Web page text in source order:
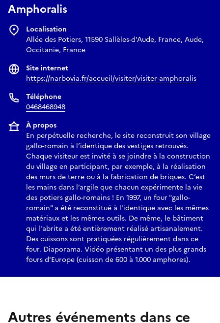
Amphoralis
Localisation
Allée des Potiers, 11590 Sallèles-d'Aude, France, Aude,
Occitanie, France
Site internet
https://narbovia.fr/accueil/visiter/visiter-amphoralis
Téléphone
0468468948
À propos
En perpétuelle recherche, le site reconstruit son village
gallo-romain à l’identique des vestiges retrouvés.
Chaque visiteur est invité à se joindre à la construction
du village en participant, par exemple, à la réalisation
des murs de terre ou à la fabrication de briques. C’est
les mains dans l’argile que chacun expérimente la vie
des potiers gallo-romains ! En 1997, un four "gallo-
romain" a été reconstitué à l'identique avec les mêmes
matériaux et les mêmes outils. De même, le bâtiment
qui l'abrite a été entièrement réalisé artisanalement.
Des cuissons sont pratiquées régulièrement dans ce
four. Diaporama. Vidéo présentant un des plus grands
fours d'Europe (cuisson de 600 à 1.000 amphores).
Autres événements dans ce